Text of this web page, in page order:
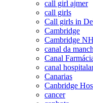
call girl ajmer
call girls
Call girls in
Cambridge
Cambridge
canal da
Canal
canal
Canarias
Canbridge
cancer